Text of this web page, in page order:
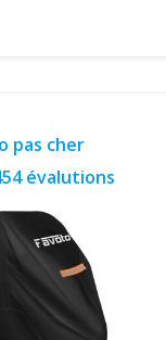
pas cher
évalutions